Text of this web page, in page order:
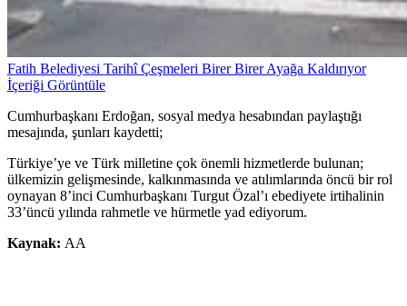
Fatih Belediyesi Tarihî Çeşmeleri Birer Birer Ayağa Kaldırıyor
İçeriği Görüntüle
Cumhurbaşkanı Erdoğan, sosyal medya hesabından paylaştığı
mesajında, şunları kaydetti;
Türkiye’ye ve Türk milletine çok önemli hizmetlerde bulunan;
ülkemizin gelişmesinde, kalkınmasında ve atılımlarında öncü bir rol
oynayan 8’inci Cumhurbaşkanı Turgut Özal’ı ebediyete irtihalinin
33’üncü yılında rahmetle ve hürmetle yad ediyorum.
Kaynak: AA